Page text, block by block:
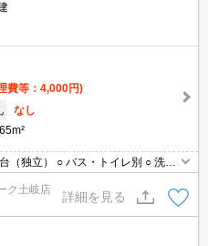
費等：4,000円)
なし
65m²
（独立） ○ バス・トイレ別 ○ 洗濯
ク土岐店
詳細を見る